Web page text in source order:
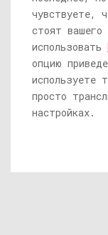
чувствуете,
стоят
использовать
опцию
используете
просто
настройках.